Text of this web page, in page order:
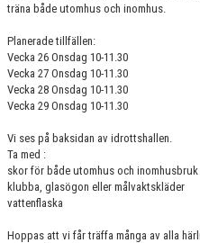
träna både utomhus och inomhus.
Planerade tillfällen:
Vecka 26 Onsdag 10-11.30
Vecka 27 Onsdag 10-11.30
Vecka 28 Onsdag 10-11.30
Vecka 29 Onsdag 10-11.30
Vi ses på baksidan av idrottshallen.
Ta med :
skor för både utomhus och inomhusbruk
klubba, glasögon eller målvaktskläder
vattenflaska
Hoppas att vi får träffa många av alla